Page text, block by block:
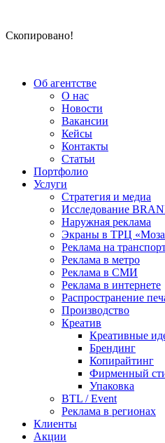
Скопировано!
Об агентстве
О нас
Новости
Вакансии
Кейсы
Контакты
Статьи
Портфолио
Услуги
Стратегия и медиа
Исследование
Наружная реклама
Экраны в ТРЦ
Реклама на
Реклама в метро
Реклама в СМИ
Реклама в интернете
Распространение
Производство
Креатив
Креативные
Брендинг
Копирайтинг
Фирменный
Упаковка
BTL / Event
Реклама в регионах
Клиенты
Акции